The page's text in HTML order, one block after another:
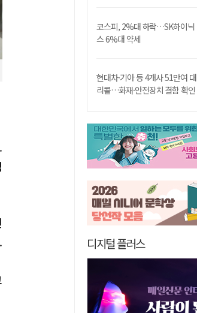
코스피, 2%대 하락…SK하이닉
스 6%대 약세
현대차·기아 등 4개사 51만여 대
리콜…화재·안전장치 결함 확인
디지털 플러스